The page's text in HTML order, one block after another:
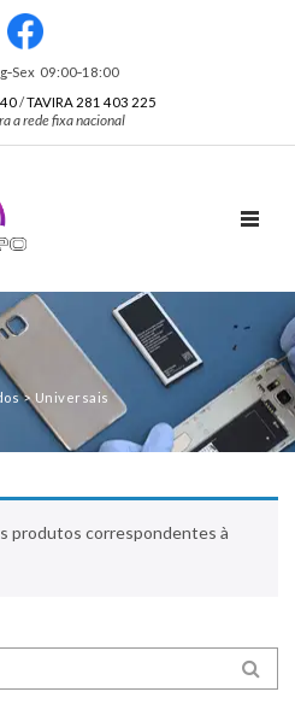
09:00‑18:00
/TAVIRA 281 403 225
a rede fixa nacional
> Universais
produtos correspondentes à